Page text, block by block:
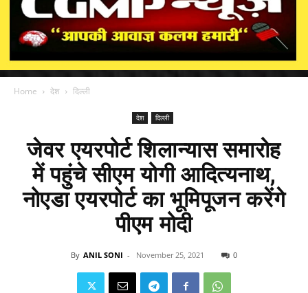
Home देश दिल्ली
देश दिल्ली
जेवर एयरपोर्ट शिलान्यास समारोह
में पहुंचे सीएम योगी आदित्यनाथ,
नोएडा एयरपोर्ट का भूमिपूजन करेंगे
पीएम मोदी
By ANIL SONI - November 25, 2021 0